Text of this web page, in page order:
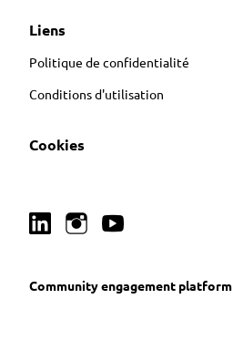
Liens
Politique de confidentialité
Conditions d'utilisation
Cookies
Community engagement platform